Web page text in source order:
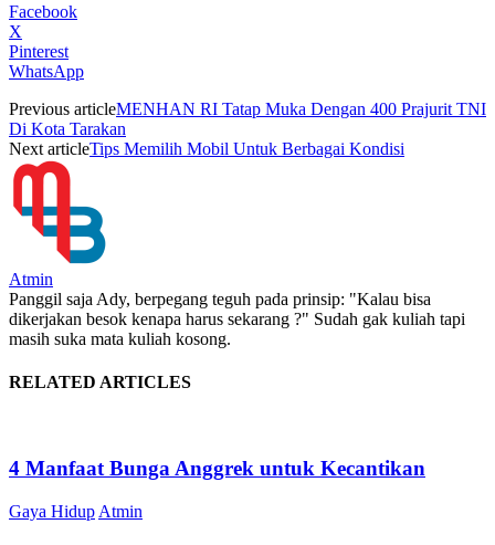
Facebook
X
Pinterest
WhatsApp
Previous articleMENHAN RI Tatap Muka Dengan 400 Prajurit TNI
Di Kota Tarakan
Next articleTips Memilih Mobil Untuk Berbagai Kondisi
Atmin
Panggil saja Ady, berpegang teguh pada prinsip: "Kalau bisa
dikerjakan besok kenapa harus sekarang ?" Sudah gak kuliah tapi
masih suka mata kuliah kosong.
RELATED ARTICLES
4 Manfaat Bunga Anggrek untuk Kecantikan
Gaya Hidup Atmin